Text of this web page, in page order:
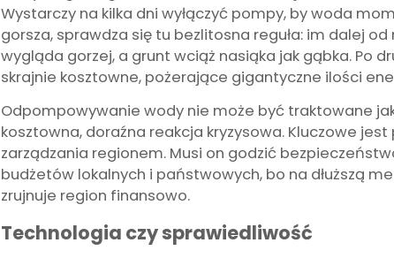
Wystarczy na kilka dni wyłączyć pompy, by woda
gorsza, sprawdza się tu bezlitosna reguła: im dalej
wygląda gorzej, a grunt wciąż nasiąka jak gąbka. Po
skrajnie kosztowne, pożerające gigantyczne ilości
Odpompowywanie wody nie może być traktowane
kosztowna, doraźna reakcja kryzysowa. Kluczowe
zarządzania regionem. Musi on godzić
budżetów lokalnych i państwowych, bo na dłuższą
zrujnuje region finansowo.
Technologia czy sprawiedliwość